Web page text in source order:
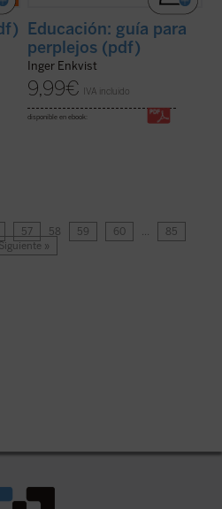
Educación: guía para
perplejos (pdf)
Inger Enkvist
9,99€ IVA incluido
disponible en ebook:
57 58 59 60 …
85
Siguiente »